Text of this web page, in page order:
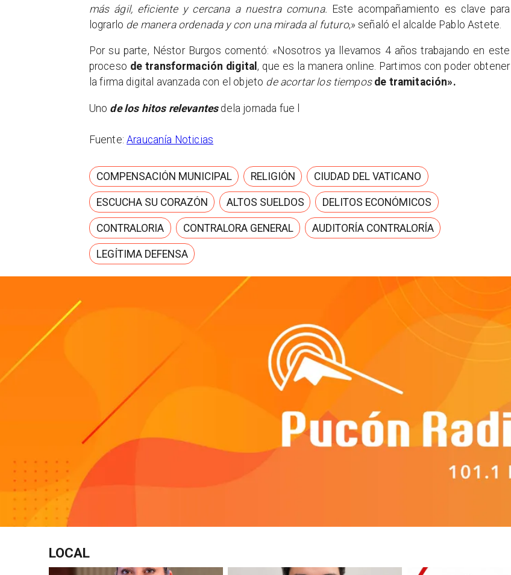
más ágil, eficiente y cercana a nuestra comuna. Este acompañamiento es clave para
lograrlo de manera ordenada y con una mirada al futuro,» señaló el alcalde Pablo Astete.
Por su parte, Néstor Burgos comentó: «Nosotros ya llevamos 4 años trabajando en este
proceso de transformación digital, que es la manera online. Partimos con poder obtener
la firma digital avanzada con el objeto de acortar los tiempos de tramitación».
Uno de los hitos relevantes dela jornada fue l
Fuente:Araucanía Noticias
COMPENSACIÓN MUNICIPAL RELIGIÓN CIUDAD DEL VATICANO
ESCUCHA SU CORAZÓN ALTOS SUELDOS DELITOS ECONÓMICOS
CONTRALORIA CONTRALORA GENERAL AUDITORÍA CONTRALORÍA
LEGÍTIMA DEFENSA
LOCAL